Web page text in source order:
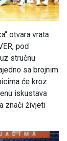
otvara vrata
pod
stručnu
sa brojnim
će kroz
iskustava
znači živjeti